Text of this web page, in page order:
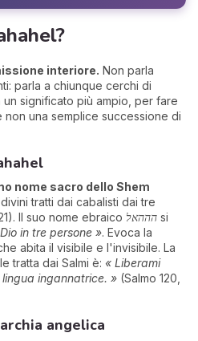
interiore. Non parla
parla a chiunque cerchi di
significato più ampio, per fare
una semplice successione di
nome sacro dello Shem
tratti dai cabalisti dai tre
Il suo nome ebraico הההאל si
in tre persone ». Evoca la
abita il visibile e l'invisibile. La
tratta dai Salmi è: « Liberami
ingannatrice. » (Salmo 120,
angelica